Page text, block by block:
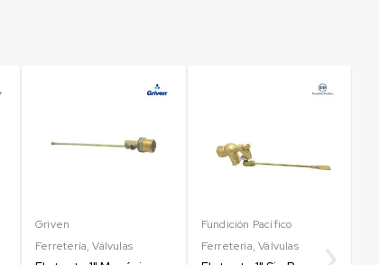
Griven
Ferretería,Válvulas
Fundición Pacífico
Ferretería,Válvulas